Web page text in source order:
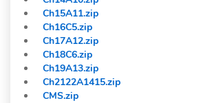
Ch15A11.zip
Ch16C5.zip
Ch17A12.zip
Ch18C6.zip
Ch19A13.zip
Ch2122A1415.zip
CMS.zip